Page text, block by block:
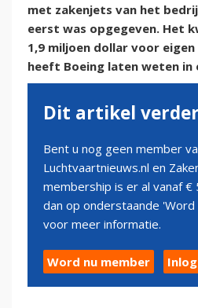
met zakenjets van het
eerst was opgegeven. Het
1,9 miljoen dollar voor
heeft Boeing laten weten in
Dit artikel
Bent u nog geen member
Luchtvaartnieuws.nl en
membership is er al vanaf €
dan op onderstaande
voor meer informatie.
Word nu member